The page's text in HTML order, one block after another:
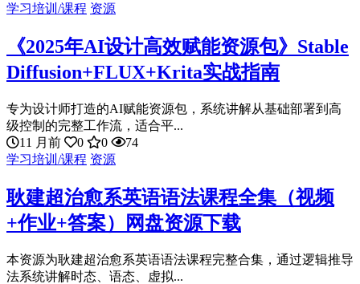
学习培训/课程 资源
《2025年AI设计高效赋能资源包》Stable
Diffusion+FLUX+Krita实战指南
专为设计师打造的AI赋能资源包，系统讲解从基础部署到高
级控制的完整工作流，适合平...
11 月前
0 0
74
学习培训/课程 资源
耿建超治愈系英语语法课程全集（视频
+作业+答案）网盘资源下载
本资源为耿建超治愈系英语语法课程完整合集，通过逻辑推导
法系统讲解时态、语态、虚拟...